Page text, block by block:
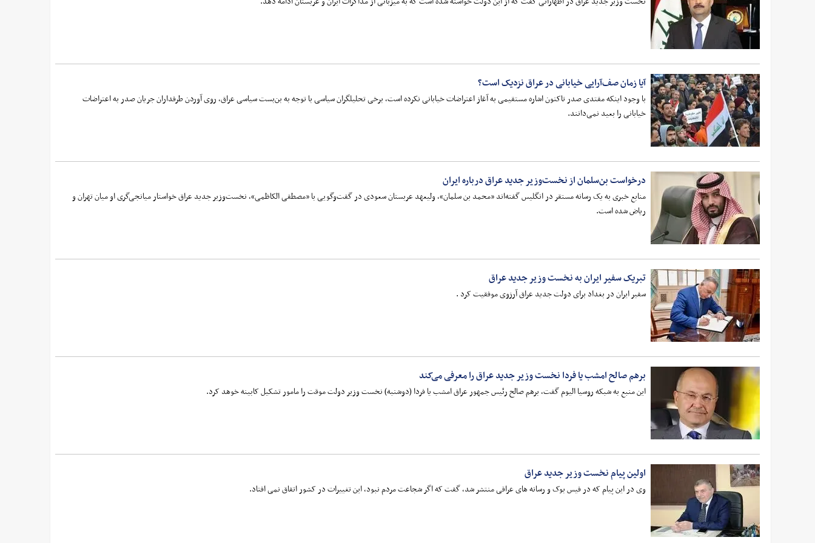
آیا زمان صف‌آرایی خیابانی در عراق نزدیک است؟
با وجود اینکه مقتدی صدر تاکنون اشاره مستقیمی به آغاز اعتراضات خیابانی نکرده است، برخی تحلیلگران سیاسی با توجه به بن‌بست سیاسی عراق، روی آوردن طرفداران جریان صدر به اعتراضات
خیابانی را بعید نمی‌دانند.
درخواست بن‌سلمان از نخست‌وزیر جدید عراق درباره ایران
منابع خبری به یک رسانه مستقر در انگلیس گفته‌اند «محمد بن سلمان»، ولیعهد عربستان سعودی در گفت‌وگویی با «مصطفی الکاظمی»، نخست‌وزیر جدید عراق خواستار میانجی‌گری او میان تهران و
ریاض شده است.
تبریک سفیر ایران به نخست وزیر جدید عراق
سفیر ایران در بغداد برای دولت جدید عراق آرزوی موفقیت کرد .
برهم صالح امشب یا فردا نخست وزیر جدید عراق را معرفی می‌کند
این منبع به شبکه روسیا الیوم گفت، برهم صالح رئیس جمهور عراق امشب یا فردا (دوشنبه) نخست وزیر دولت موقت را مامور تشکیل کابینه خوهد کرد.
اولین پیام نخست وزیر جدید عراق
وی در این پیام که در فیس بوک و رسانه های عراقی منتشر شد، گفت که اگر شجاعت مردم نبود، این تغییرات در کشور اتفاق نمی افتاد.